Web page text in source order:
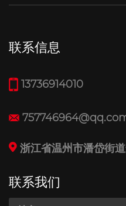
联系信息
13736914010
浙江省温州市潘岱街
联系我们